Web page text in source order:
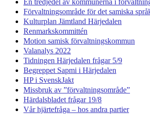
Förvaltningsområde för det samiska
Kulturplan Jämtland Härjedalen
Renmarkskommittén
Motion samisk förvaltningskommun
Valanalys 2022
Tidningen Härjedalen frågar 5/9
Begreppet Sapmi i Härjedalen
HP i SvenskJakt
Missbruk av ”förvaltningsområde”
Härdalsbladet frågar 19/8
Vår hjärtefråga – hos andra partier